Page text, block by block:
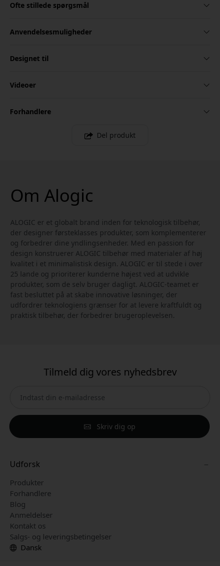
Ofte stillede spørgsmål
Anvendelsesmuligheder
Designet til
Videoer
Forhandlere
Del produkt
Om Alogic
ALOGIC er et globalt brand inden for teknologisk tilbehør,
der designer førsteklasses produkter, som komplementerer
og forbedrer dine yndlingsenheder. Med en passion for
design konstruerer ALOGIC tilbehør med materialer af høj
kvalitet i et minimalistisk design. ALOGIC er til stede i over
25 lande og prioriterer kunderne højest ved at udvikle
produkter, som de selv bruger dagligt. ALOGIC-teamet er
fast besluttet på at skabe innovative løsninger, der
udfordrer teknologiens grænser for at levere kraftfuldt og
praktisk tilbehør, der forbedrer brugeroplevelsen.
Tilmeld dig vores nyhedsbrev
Skriv dig op
Udforsk
Produkter
Forhandlere
Blog
Anmeldelser
Kontakt os
Salgs- og leveringsbetingelser
Dansk